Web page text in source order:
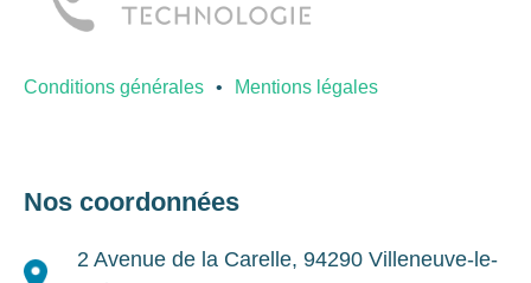
Conditions générales Mentions légales
Nos coordonnées
2 Avenue de la Carelle, 94290 Villeneuve-le-